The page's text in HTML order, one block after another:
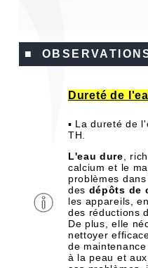
■
Dureté de
▪ La dureté de
TH.
L'eau dure ,
calcium et le
problèmes
des dépôts de
les appareils,
des réductions
De plus, elle
nettoyer
de
à la peau et